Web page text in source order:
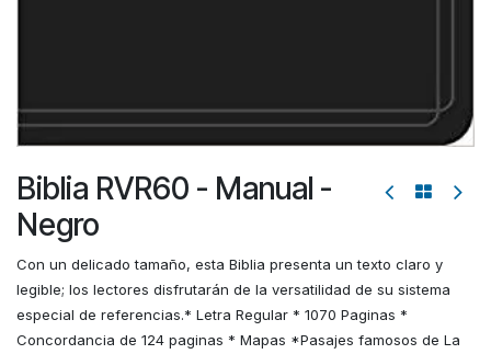
Biblia RVR60 - Manual -
Negro
Con un delicado tamaño, esta Biblia presenta un texto claro y
legible; los lectores disfrutarán de la versatilidad de su sistema
especial de referencias.* Letra Regular * 1070 Paginas *
Concordancia de 124 paginas * Mapas *Pasajes famosos de La